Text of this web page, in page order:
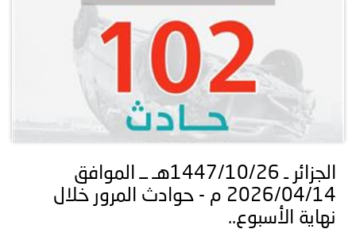
الجزائر ـ 1447/10/26هـ ــ الموافق
2026/04/14 م - حوادث المرور خلال
نهاية الأسبوع..